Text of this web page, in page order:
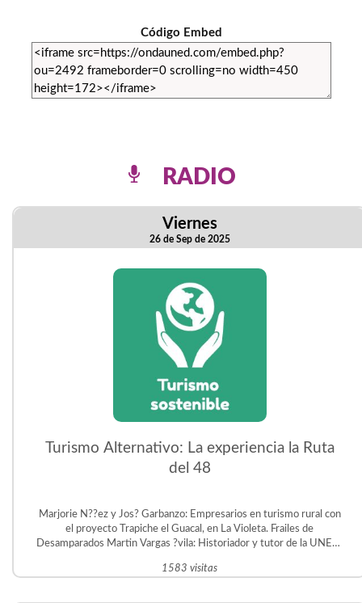
Código Embed
RADIO
Viernes
26 de Sep de 2025
Turismo Alternativo: La experiencia la Ruta
del 48
Marjorie N??ez y Jos? Garbanzo: Empresarios en turismo rural con
el proyecto Trapiche el Guacal, en La Violeta. Frailes de
Desamparados Martin Vargas ?vila: Historiador y tutor de la UNED.
1583 visitas